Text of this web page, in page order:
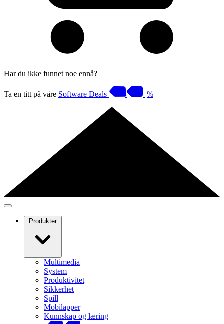
Har du ikke funnet noe ennå?
Ta en titt på våre Software Deals %
Produkter
Multimedia
System
Produktivitet
Sikkerhet
Spill
Mobilapper
Kunnskap og læring